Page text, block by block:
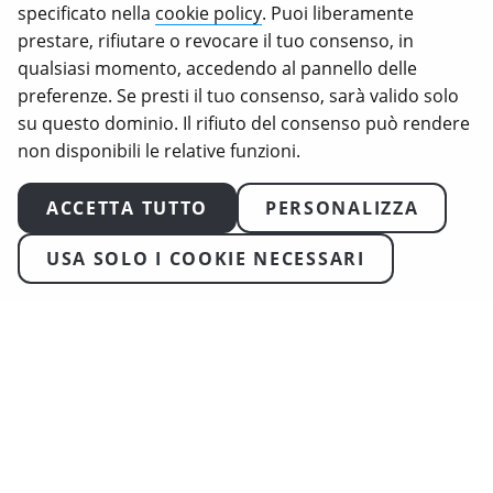
Animal Equality, Love Veg e iAnimal sono marchi
registrati di Animal Equality.
2026Animal Equality. Tutti i diritti riservati
specificato nella cookie policy. Puoi liberamente
prestare, rifiutare o revocare il tuo consenso, in
qualsiasi momento, accedendo al pannello delle
preferenze. Se presti il tuo consenso, sarà valido solo
su questo dominio. Il rifiuto del consenso può rendere
non disponibili le relative funzioni.
ACCETTA TUTTO PERSONALIZZA
USA SOLO I COOKIE NECESSARI